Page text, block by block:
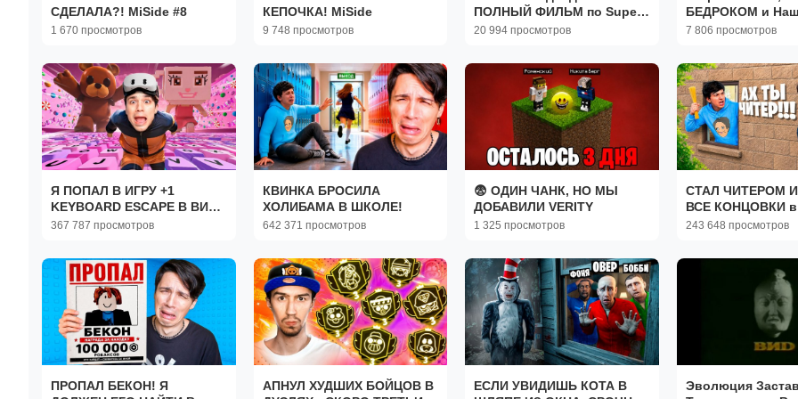
СДЕЛАЛА?! MiSide #8
1 670 просмотров
КЕПОЧКА! MiSide
9 748 просмотров
ПОЛНЫЙ ФИЛЬМ по Super
Bear Adventure
20 994 просмотров
БЕДРОКОМ и
НОВУЮ
7 806 просмотров
Я ПОПАЛ В ИГРУ +1
KEYBOARD ESCAPE В ВИАР
ШЛЕМЕ!
367 787 просмотров
КВИНКА БРОСИЛА
ХОЛИБАМА В ШКОЛЕ!
642 371 просмотров
😨 ОДИН ЧАНК, НО МЫ
ДОБАВИЛИ VERITY
1 325 просмотров
СТАЛ ЧИТЕРОМ
ВСЕ КОНЦОВКИ
ОТ БЛОГЕРА"
243 648 просмотров
ПРОПАЛ БЕКОН! Я
АПНУЛ ХУДШИХ БОЙЦОВ В
ЕСЛИ УВИДИШЬ КОТА В
Эволюция